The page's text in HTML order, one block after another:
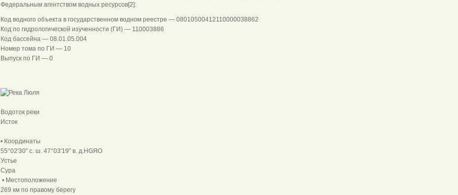
Федеральным агентством водных ресурсов[2]:
Код водного объекта в государственном водном реестре — 08010500412110000038862
Код по гидрологической изученности (ГИ) — 110003886
Код бассейна — 08.01.05.004
Номер тома по ГИ — 10
Выпуск по ГИ — 0
Водоток реки
Исток
• Координаты
55°02′30″ с. ш. 47°03′19″ в. д.HGЯO
Устье
Сура
• Местоположение
269 км по правому берегу